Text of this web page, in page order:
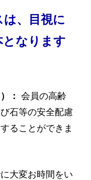
、目視に
となります
： 会員の高齢
石等の安全配慮
ることができま
大変お時間をい